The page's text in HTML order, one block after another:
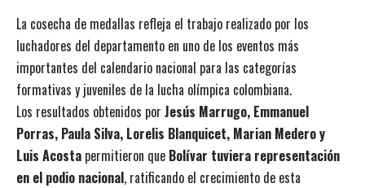
La cosecha de medallas refleja el trabajo realizado por los
luchadores del departamento en uno de los eventos más
importantes del calendario nacional para las categorías
formativas y juveniles de la lucha olímpica colombiana.
Los resultados obtenidos por Jesús Marrugo, Emmanuel
Porras, Paula Silva, Lorelis Blanquicet, Marian Medero y
Luis Acosta permitieron que Bolívar tuviera representación
en el podio nacional, ratificando el crecimiento de esta